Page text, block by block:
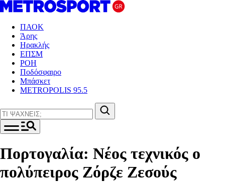
ΠΑΟΚ
Άρης
Ηρακλής
ΕΠΣΜ
ΡΟΗ
Ποδόσφαιρο
Μπάσκετ
METROPOLIS 95.5
Πορτογαλία: Νέος τεχνικός ο
πολύπειρος Ζόρζε Ζεσούς